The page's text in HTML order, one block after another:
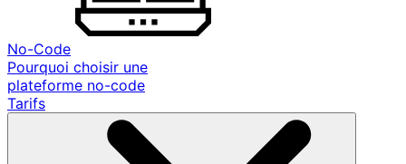
No-Code
Pourquoi choisir une
plateforme no-code
Tarifs